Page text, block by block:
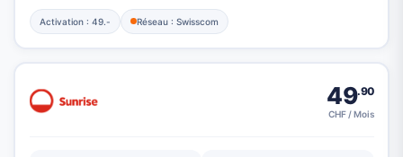
Activation : 49.- Réseau : Swisscom
49.90
CHF / Mois